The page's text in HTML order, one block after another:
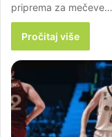
priprema za mečeve…
Pročitaj više